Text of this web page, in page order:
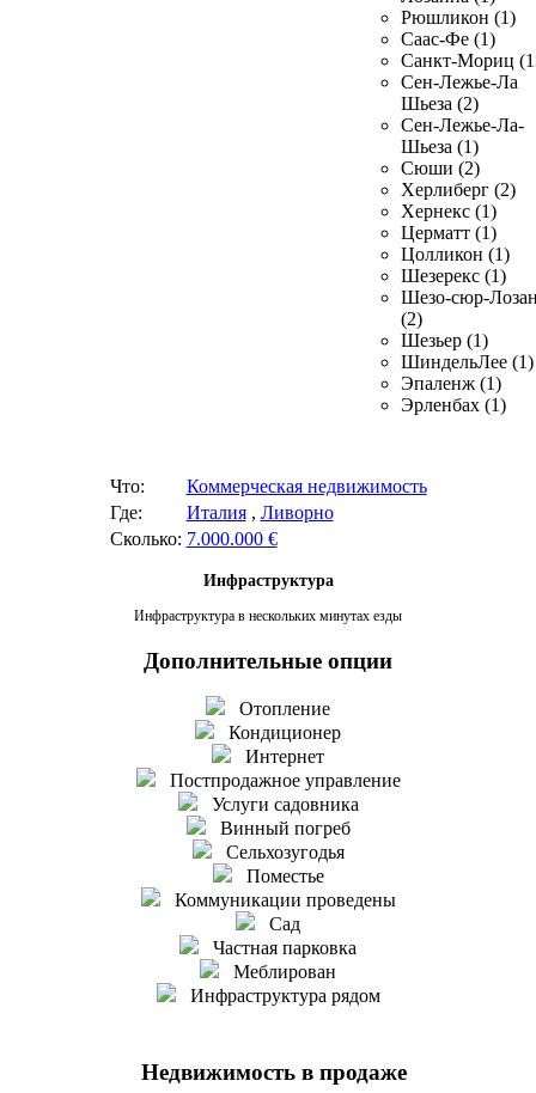
Рюшликон (1)
Саас-Фе (1)
Санкт-Мориц
Сен-Лежье-Ла
Шьеза (2)
Сен-Лежье-Ла-
Шьеза (1)
Сюши (2)
Херлиберг (2)
Хернекс (1)
Церматт (1)
Цолликон (1)
Шезерекс (1)
Шезо-сюр-
(2)
Шезьер (1)
ШиндельЛее (1)
Эпаленж (1)
Эрленбах (1)
Что:
Коммерческая недвижимость
Где:
Италия, Ливорно
Сколько: 7.000.000 €
Инфраструктура
Инфраструктура в нескольких минутах езды
Дополнительные опции
Отопление
Кондиционер
Интернет
Постпродажное управление
Услуги садовника
Винный погреб
Сельхозугодья
Поместье
Коммуникации проведены
Сад
Частная парковка
Меблирован
Инфраструктура рядом
Недвижимость в продаже